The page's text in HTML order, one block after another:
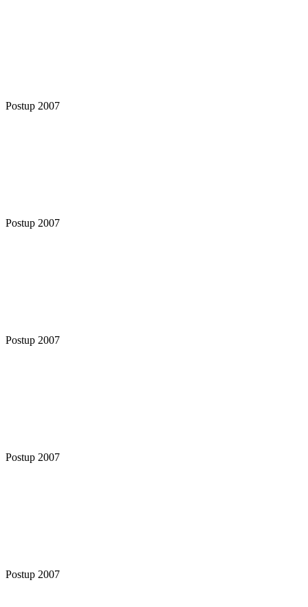
Postup 2007
Postup 2007
Postup 2007
Postup 2007
Postup 2007